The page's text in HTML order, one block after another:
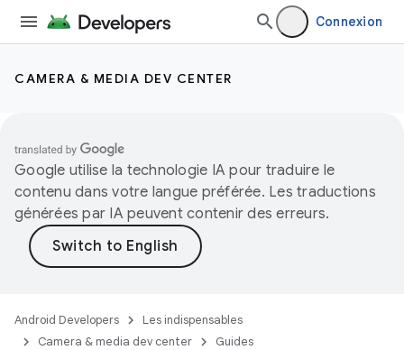
Connexion
CAMERA & MEDIA DEV CENTER
Google utilise la technologie IA pour traduire le
contenu dans votre langue préférée. Les traductions
générées par IA peuvent contenir des erreurs.
Android Developers
Les indispensables
Camera & media dev center
Guides